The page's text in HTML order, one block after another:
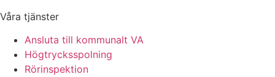
Våra tjänster
Ansluta till kommunalt VA
Högtrycksspolning
Rörinspektion